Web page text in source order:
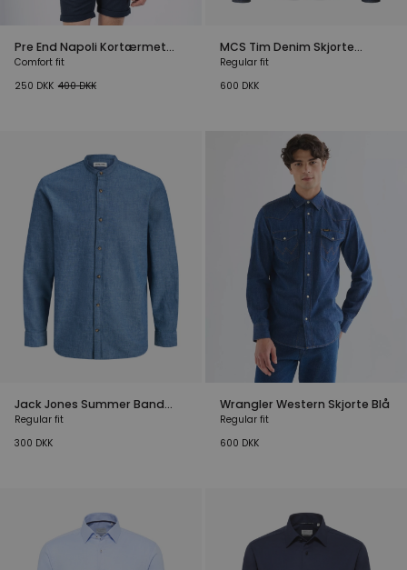
Pre End Napoli Kortærmet
Skjorte Lyseblå
Comfort fit
250 DKK 400DKK
MCS Tim Denim Skjorte
Mørkeblå
Regular fit
600 DKK
Jack Jones Summer Band
Skjorte Blå
Regular fit
300 DKK
Wrangler Western Skjorte Blå
Regular fit
600 DKK